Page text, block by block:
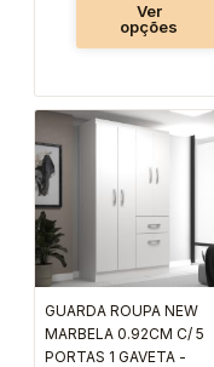
Ver
opções
GUARDA ROUPA NEW
MARBELA 0.92CM C/ 5
PORTAS 1 GAVETA -